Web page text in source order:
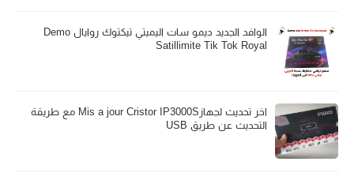
الوافد الجديد ديمو سات اليميتي تيكتوك روايال Demo
Satillimite Tik Tok Royal
اخر تحديث لجهازMis a jour Cristor IP3000S مع طريقة
التحديث عن طريق USB